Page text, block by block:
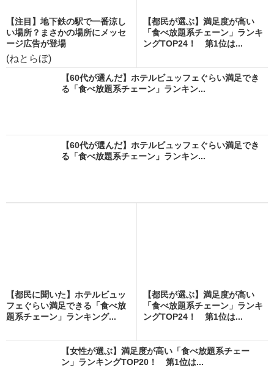
【注目】地下鉄の駅で一番涼し
い場所？まさかの場所にメッセ
ージ広告が登場
(ねとらぼ)
【都民が選ぶ】満足度が高い
「食べ放題系チェーン」ランキ
ングTOP24！ 第1位は...
【60代が選んだ】ホテルビュッフェぐらい満足でき
る「食べ放題系チェーン」ランキン...
【60代が選んだ】ホテルビュッフェぐらい満足でき
る「食べ放題系チェーン」ランキン...
【都民に聞いた】ホテルビュッ
フェぐらい満足できる「食べ放
題系チェーン」ランキング...
【都民が選ぶ】満足度が高い
「食べ放題系チェーン」ランキ
ングTOP24！ 第1位は...
【女性が選ぶ】満足度が高い「食べ放題系チェー
ン」ランキングTOP20！ 第1位は...